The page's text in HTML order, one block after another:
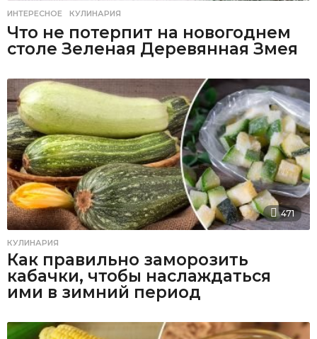
ИНТЕРЕСНОЕ ,КУЛИНАРИЯ
Что не потерпит на новогоднем
столе Зеленая Деревянная Змея
471
КУЛИНАРИЯ
Как правильно заморозить
кабачки, чтобы наслаждаться
ими в зимний период